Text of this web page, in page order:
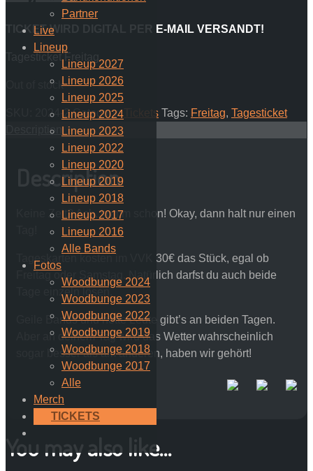
Partner
Live
Lineup
Lineup 2027
Lineup 2026
Lineup 2025
Lineup 2024
Lineup 2023
Lineup 2022
Lineup 2020
Lineup 2019
Lineup 2018
Lineup 2017
Lineup 2016
Alle Bands
Fotos
Woodbunge 2024
Woodbunge 2023
Woodbunge 2022
Woodbunge 2019
Woodbunge 2018
Woodbunge 2017
Alle
Merch
TICKETS
TICKET WIRD DIGITAL PER E-MAIL VERSANDT!
Tagesticket Freitag
Out of stock
2024-2 Category: Tickets Tags: Freitag, Tagesticket
Description
Description
Keine Zeit? Ach, komm schon! Okay, dann halt nur einen
Tageskarten kosten im VVK 30€ das Stück, egal ob
Freitag oder Samstag. Natürlich darfst du auch beide
Tage einzeln lösen.
Geile Bands und nette Leute gibt’s an beiden Tagen.
Aber an deinem Tag wird das Wetter wahrscheinlich
sogar besser als am anderen, haben wir gehört!
You may also like…